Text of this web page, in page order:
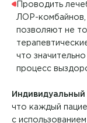
Проводить
ЛОР-комбайнов,
позволяют не
что
процесс
что каждый
с